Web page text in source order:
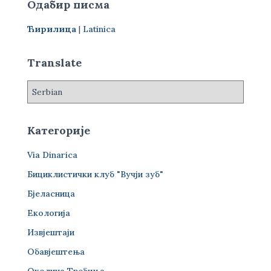
а
а
а
Одабир писма
Ћирилица | Latinica
Translate
Категорије
Via Dinarica
Бициклистички клуб "Вучји зуб"
Бјеласница
Екологија
Извјештаји
Обавјештења